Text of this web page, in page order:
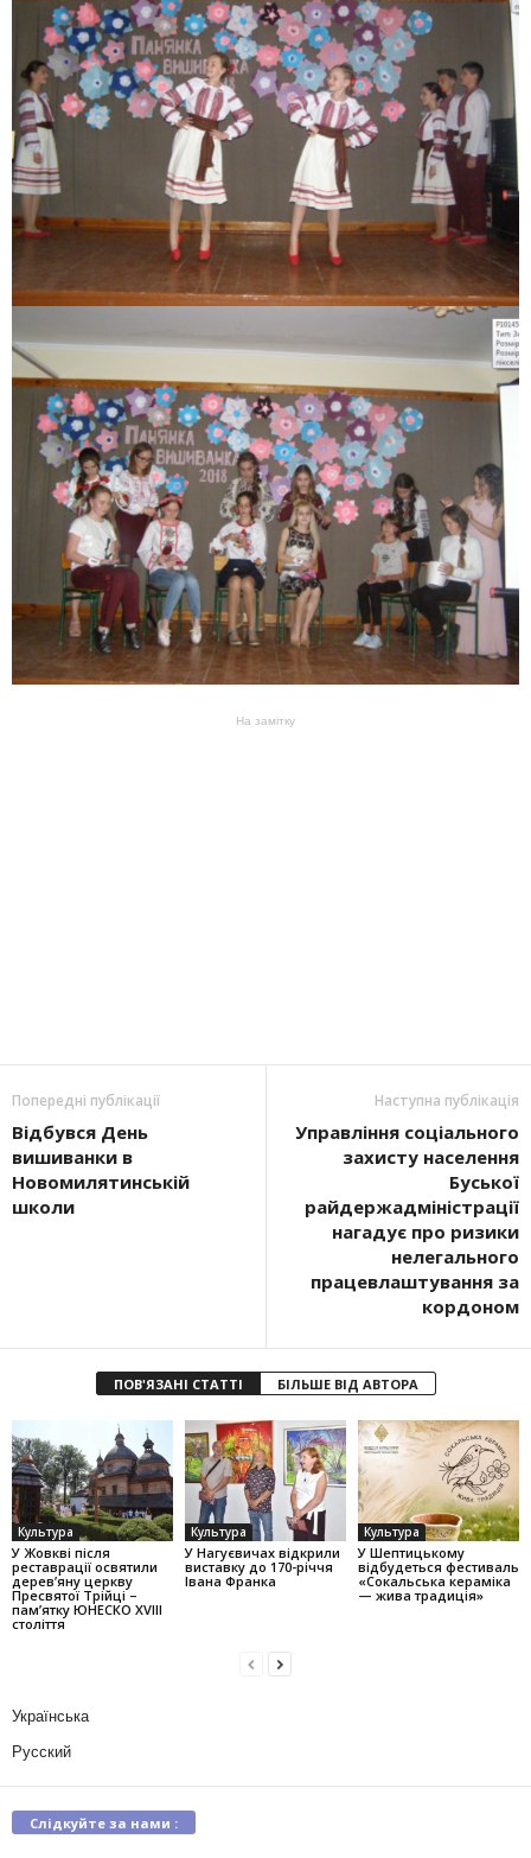
На замітку
Попередні публікації
Відбувся День
вишиванки в
Новомилятинській
школи
Наступна публікація
Управління соціального
захисту населення
Буської
райдержадміністрації
нагадує про ризики
нелегального
працевлаштування за
кордоном
ПОВ'ЯЗАНІ СТАТТІ БІЛЬШЕ ВІД АВТОРА
Культура
У Жовкві після
реставрації освятили
дерев’яну церкву
Пресвятої Трійці –
пам’ятку ЮНЕСКО XVIII
століття
Культура
У Нагуєвичах відкрили
виставку до 170-річчя
Івана Франка
Культура
У Шептицькому
відбудеться фестиваль
«Сокальська кераміка
— жива традиція»
Українська
Русский
Слідкуйте за нами :